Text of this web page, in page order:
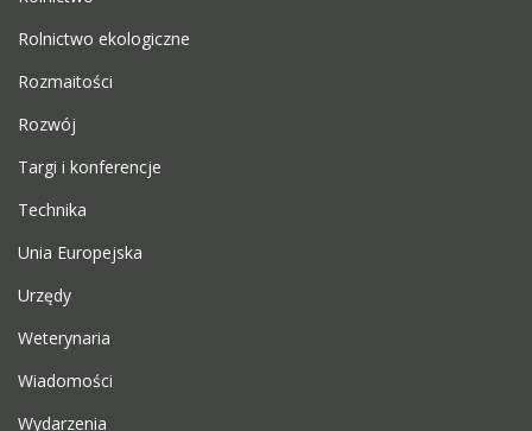
Rolnictwo ekologiczne
Rozmaitości
Rozwój
Targi i konferencje
Technika
Unia Europejska
Urzędy
Weterynaria
Wiadomości
Wydarzenia